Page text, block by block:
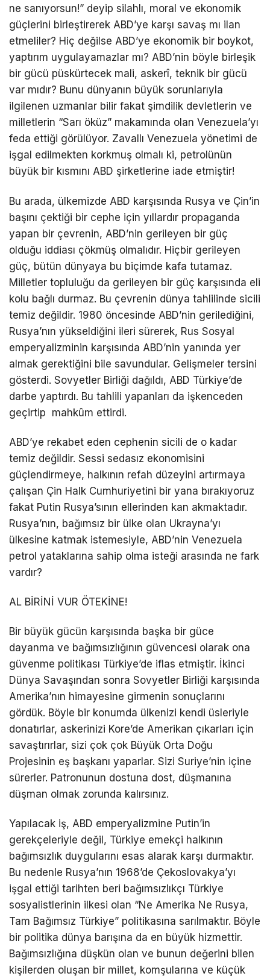
ne sanıyorsun!” deyip silahlı, moral ve ekonomik
güçlerini birleştirerek ABD’ye karşı savaş mı ilan
etmeliler? Hiç değilse ABD’ye ekonomik bir boykot,
yaptırım uygulayamazlar mı? ABD’nin böyle birleşik
bir gücü püskürtecek mali, askerî, teknik bir gücü
var mıdır? Bunu dünyanın büyük sorunlarıyla
ilgilenen uzmanlar bilir fakat şimdilik devletlerin ve
milletlerin “Sarı öküz” makamında olan Venezuela’yı
feda ettiği görülüyor. Zavallı Venezuela yönetimi de
işgal edilmekten korkmuş olmalı ki, petrolünün
büyük bir kısmını ABD şirketlerine iade etmiştir!
Bu arada, ülkemizde ABD karşısında Rusya ve Çin’in
başını çektiği bir cephe için yıllardır propaganda
yapan bir çevrenin, ABD’nin gerileyen bir güç
olduğu iddiası çökmüş olmalıdır. Hiçbir gerileyen
güç, bütün dünyaya bu biçimde kafa tutamaz.
Milletler topluluğu da gerileyen bir güç karşısında eli
kolu bağlı durmaz. Bu çevrenin dünya tahlilinde sicili
temiz değildir. 1980 öncesinde ABD’nin gerilediğini,
Rusya’nın yükseldiğini ileri sürerek, Rus Sosyal
emperyalizminin karşısında ABD’nin yanında yer
almak gerektiğini bile savundular. Gelişmeler tersini
gösterdi. Sovyetler Birliği dağıldı, ABD Türkiye’de
darbe yaptırdı. Bu tahlili yapanları da işkenceden
geçirtip mahkûm ettirdi.
ABD’ye rekabet eden cephenin sicili de o kadar
temiz değildir. Sessi sedasız ekonomisini
güçlendirmeye, halkının refah düzeyini artırmaya
çalışan Çin Halk Cumhuriyetini bir yana bırakıyoruz
fakat Putin Rusya’sının ellerinden kan akmaktadır.
Rusya’nın, bağımsız bir ülke olan Ukrayna’yı
ülkesine katmak istemesiyle, ABD’nin Venezuela
petrol yataklarına sahip olma isteği arasında ne fark
vardır?
AL BİRİNİ VUR ÖTEKİNE!
Bir büyük gücün karşısında başka bir güce
dayanma ve bağımsızlığının güvencesi olarak ona
güvenme politikası Türkiye’de iflas etmiştir. İkinci
Dünya Savaşından sonra Sovyetler Birliği karşısında
Amerika’nın himayesine girmenin sonuçlarını
gördük. Böyle bir konumda ülkenizi kendi üsleriyle
donatırlar, askerinizi Kore’de Amerikan çıkarları için
savaştırırlar, sizi çok çok Büyük Orta Doğu
Projesinin eş başkanı yaparlar. Sizi Suriye’nin içine
sürerler. Patronunun dostuna dost, düşmanına
düşman olmak zorunda kalırsınız.
Yapılacak iş, ABD emperyalizmine Putin’in
gerekçeleriyle değil, Türkiye emekçi halkının
bağımsızlık duygularını esas alarak karşı durmaktır.
Bu nedenle Rusya’nın 1968’de Çekoslovakya’yı
işgal ettiği tarihten beri bağımsızlıkçı Türkiye
sosyalistlerinin ilkesi olan “Ne Amerika Ne Rusya,
Tam Bağımsız Türkiye” politikasına sarılmaktır. Böyle
bir politika dünya barışına da en büyük hizmettir.
Bağımsızlığına düşkün olan ve bunun değerini bilen
kişilerden oluşan bir millet, komşularına ve küçük